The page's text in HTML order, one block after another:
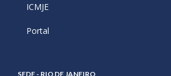
ICMJE
Portal
SEDE - RIO DE JANEIRO